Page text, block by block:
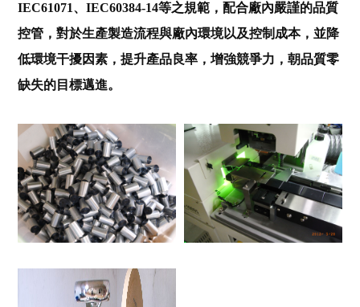
IEC61071、IEC60384-14等之規範，配合廠內嚴謹的品質
控管，對於生產製造流程與廠內環境以及控制成本，並降
低環境干擾因素，提升產品良率，增強競爭力，朝品質零
缺失的目標邁進。